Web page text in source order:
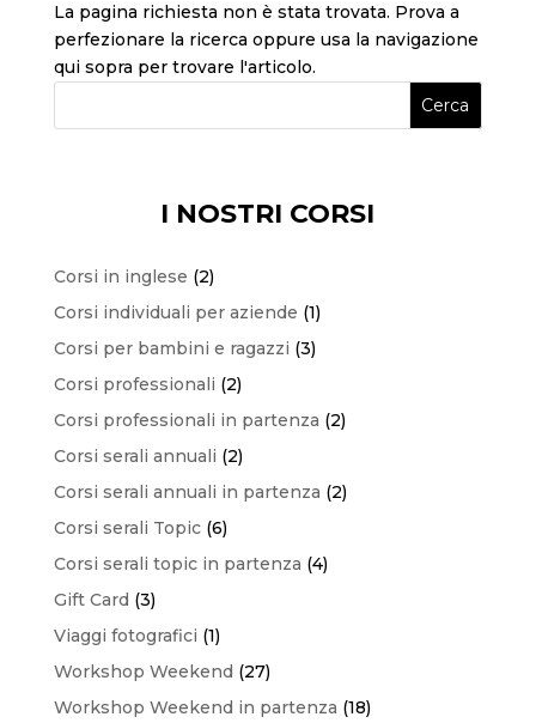
La pagina richiesta non è stata trovata. Prova a
perfezionare la ricerca oppure usa la navigazione
qui sopra per trovare l'articolo.
Cerca
I NOSTRI CORSI
Corsi in inglese 22
prodotti
Corsi individuali per aziende 11
prodotto
Corsi per bambini e ragazzi 33
Corsi professionali 22
prodotti
Corsi professionali in partenza 22
Corsi serali annuali 22
prodotti
Corsi serali annuali in partenza 22
Corsi serali Topic 66
prodotti
Corsi serali topic in partenza 44
Gift Card 33
prodotti
Viaggi fotografici 11
prodotto
Workshop Weekend 2727
prodotti
Workshop Weekend in partenza 1818